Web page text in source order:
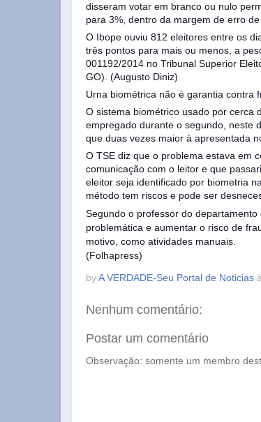
disseram votar em branco ou nulo
para 3%, dentro da margem de erro
O Ibope ouviu 812 eleitores entre os
três pontos para mais ou menos, a
001192/2014 no Tribunal Superior
GO). (Augusto Diniz)
Urna biométrica não é garantia contra
O sistema biométrico usado por cerca
empregado durante o segundo, neste
que duas vezes maior à apresentada
O TSE diz que o problema estava em
comunicação com o leitor e que
eleitor seja identificado por biometria
método tem riscos e pode ser
Segundo o professor do
problemática e aumentar o risco de
motivo, como atividades manuais.
(Folhapress)
by A VERDADE-Seu Portal de Noticias
Nenhum comentário:
Postar um comentário
Observação: somente um membro